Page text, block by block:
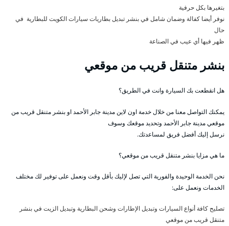
بتغيرها بكل حرفية
نوفر أيضا كفالة وضمان شامل في بنشر تبديل بطاريات سيارات الكويت للبطارية في
حال
ظهر فيها أي عيب في الصناعة
بنشر متنقل قريب من موقعي
هل انقطعت بك السيارة وانت في الطريق؟
يمكنك التواصل معنا من خلال خدمة اون لاين مدينة جابر الأحمد او بنشر متنقل قريب من
موقعي مدينة جابر الأحمد وتحديد موقعك وسوف
نرسل إليك أفضل فريق لمساعدتك.
ما هي مزايا بنشر متنقل قريب من موقعي؟
نحن الخدمة الوحيدة والفورية التي تصل لإليك بأقل وقت ونعمل على توفير لك مختلف
الخدمات ونعمل على:
تصليح كافة أنواع السيارات وتبديل الإطارات وشحن البطارية وتبديل الزيت في بنشر
متنقل قريب من موقعي